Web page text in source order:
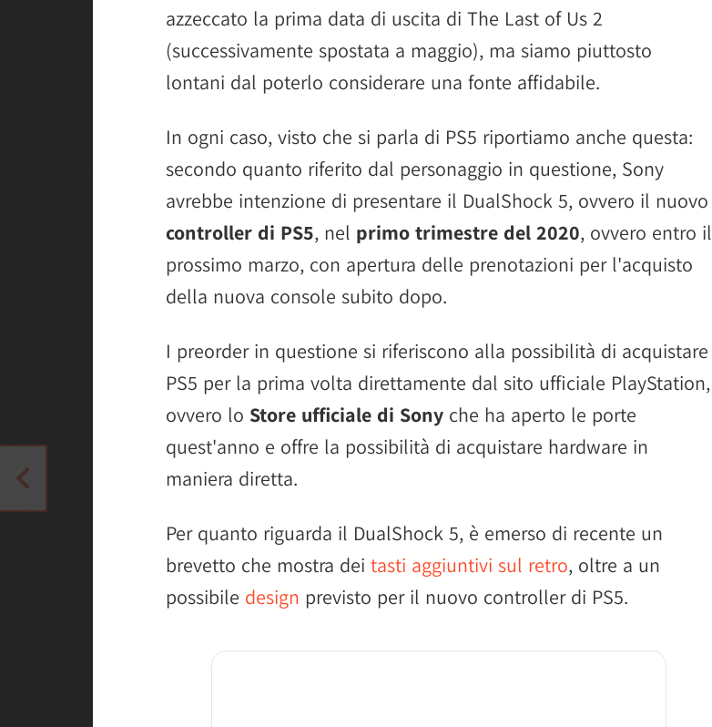
azzeccato la prima data di uscita di The Last of Us 2
(successivamente spostata a maggio), ma siamo piuttosto
lontani dal poterlo considerare una fonte affidabile.
In ogni caso, visto che si parla di PS5 riportiamo anche questa:
secondo quanto riferito dal personaggio in questione, Sony
avrebbe intenzione di presentare il DualShock 5, ovvero il nuovo
controller di PS5, nel primo trimestre del 2020, ovvero entro il
prossimo marzo, con apertura delle prenotazioni per l'acquisto
della nuova console subito dopo.
I preorder in questione si riferiscono alla possibilità di acquistare
PS5 per la prima volta direttamente dal sito ufficiale PlayStation,
ovvero lo Store ufficiale di Sony che ha aperto le porte
quest'anno e offre la possibilità di acquistare hardware in
maniera diretta.
Per quanto riguarda il DualShock 5, è emerso di recente un
brevetto che mostra dei tasti aggiuntivi sul retro, oltre a un
possibile design previsto per il nuovo controller di PS5.